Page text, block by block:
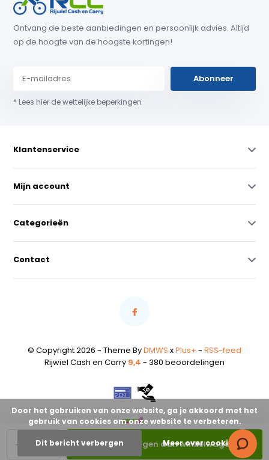
+
- Toevoegen aan winkelwagen
Ontvang de beste aanbiedingen en persoonlijk advies. Altijd
op de hoogte van de hoogste kortingen!
Abonneer
* Lees hier de wettelijke beperkingen
Klantenservice
Mijn account
Categorieën
Contact
© Copyright 2026 - Theme ByDMWS xPlus+ - RSS-feed
Rijwiel Cash en Carry 9,4 - 380 beoordelingen
Door het gebruiken van onze website, ga je akkoord met het
gebruik van cookies om onze website te verbeteren.
Dit bericht verbergen Meer over cookies »